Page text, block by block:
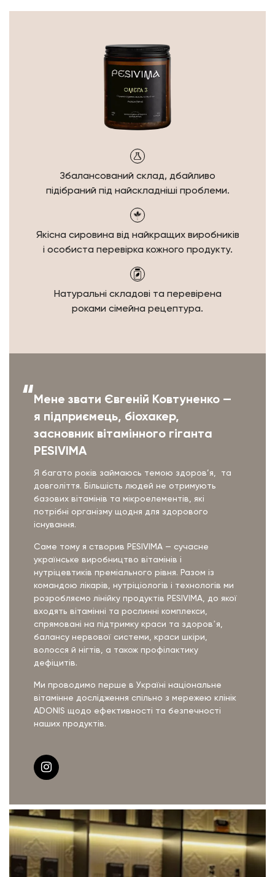
Збалансований склад, дбайливо
підібраний під найскладніші проблеми.
Якісна сировина від найкращих виробників
і особиста перевірка кожного продукту.
Натуральні складові та перевірена
роками сімейна рецептура.
Мене звати Євгеній Ковтуненко —
я підприємець, біохакер,
засновник вітамінного гіганта
PESIVIMA
Я багато років займаюсь темою здоров’я, та
довголіття. Більшість людей не отримують
базових вітамінів та мікроелементів, які
потрібні організму щодня для здорового
існування.
Саме тому я створив PESIVIMA — сучасне
українське виробництво вітамінів і
нутріцевтиків преміального рівня. Разом із
командою лікарів, нутріціологів і технологів ми
розробляємо лінійку продуктів PESIVIMA, до якої
входять вітамінні та рослинні комплекси,
спрямовані на підтримку краси та здоровʼя,
балансу нервової системи, краси шкіри,
волосся й нігтів, а також профілактику
дефіцитів.
Ми проводимо перше в Україні національне
вітамінне дослідження спільно з мережею клінік
ADONIS щодо ефективності та безпечності
наших продуктів.